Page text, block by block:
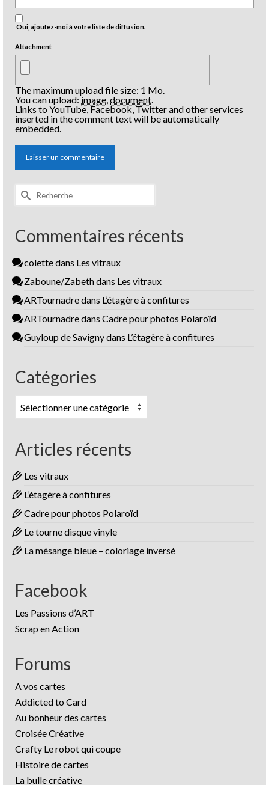
Oui, ajoutez-moi à votre liste de diffusion.
Attachment
The maximum upload file size: 1 Mo.
You can upload:image,document.
Links to YouTube, Facebook, Twitter and other services
inserted in the comment text will be automatically
embedded.
Rechercher :
Commentaires récents
colettedans Les vitraux
Zaboune/Zabethdans Les vitraux
ARTournadredans L’étagère à confitures
ARTournadredans Cadre pour photos Polaroïd
Guyloup de Savignydans L’étagère à confitures
Catégories
Catégories
Articles récents
Les vitraux
L’étagère à confitures
Cadre pour photos Polaroïd
Le tourne disque vinyle
La mésange bleue – coloriage inversé
Facebook
Les Passions d’ART
Scrap en Action
Forums
A vos cartes
Addicted to Card
Au bonheur des cartes
Croisée Créative
Crafty Le robot qui coupe
Histoire de cartes
La bulle créative